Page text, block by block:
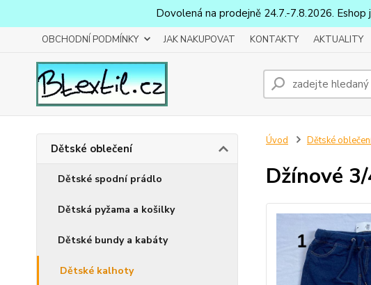
Dovolená na prodejně 24.7.-7.8.2026.
OBCHODNÍ PODMÍNKY JAK NAKUPOVAT KONTAKTY AKTUALITY
Dětské oblečení
Dětské spodní prádlo
Dětská pyžama a košilky
Dětské bundy a kabáty
Dětské kalhoty
Úvod Dětské
Džínové